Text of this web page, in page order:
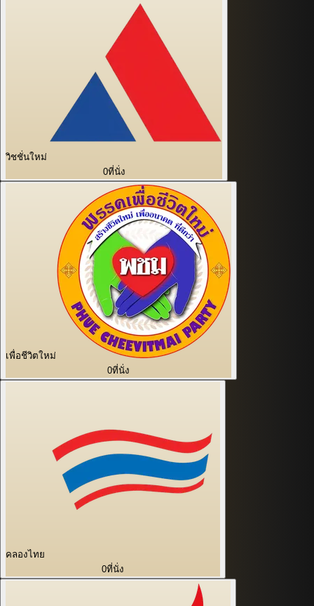
วิชชั่นใหม่
0ที่นั่ง
เพื่อชีวิตใหม่
0ที่นั่ง
คลองไทย
0ที่นั่ง